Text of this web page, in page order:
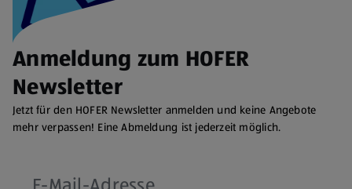
Anmeldung zum HOFER
Newsletter
Jetzt für den HOFER Newsletter anmelden und keine Angebote
mehr verpassen! Eine Abmeldung ist jederzeit möglich.